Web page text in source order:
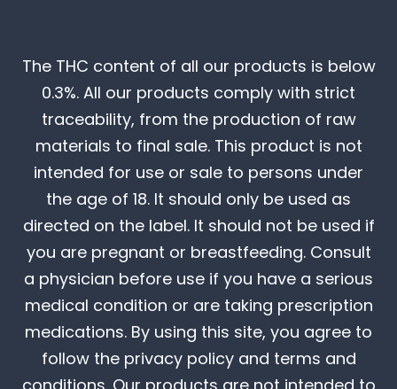
The THC content of all our products is below
0.3%. All our products comply with strict
traceability, from the production of raw
materials to final sale. This product is not
intended for use or sale to persons under
the age of 18. It should only be used as
directed on the label. It should not be used if
you are pregnant or breastfeeding. Consult
a physician before use if you have a serious
medical condition or are taking prescription
medications. By using this site, you agree to
follow the privacy policy and terms and